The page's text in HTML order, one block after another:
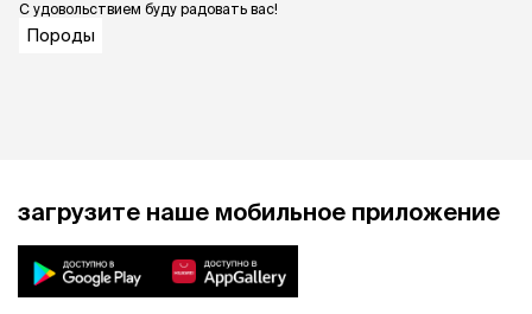
С удовольствием буду радовать вас!
Породы
загрузите наше мобильное приложение